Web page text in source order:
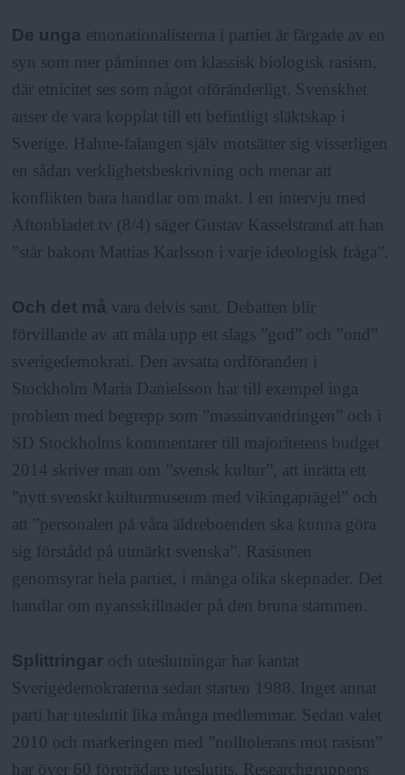
De unga etnonationalisterna i partiet är färgade av en
syn som mer påminner om klassisk biologisk rasism,
där etnicitet ses som något oföränderligt. Svenskhet
anser de vara kopplat till ett befintligt släktskap i
Sverige. Hahne-falangen själv motsätter sig visserligen
en sådan verklighetsbeskrivning och menar att
konflikten bara handlar om makt. I en intervju med
Aftonbladet tv (8/4) säger Gustav Kasselstrand att han
”står bakom Mattias Karlsson i varje ideologisk fråga”.
Och det må vara delvis sant. Debatten blir
förvillande av att måla upp ett slags ”god” och ”ond”
sverigedemokrati. Den avsatta ordföranden i
Stockholm Maria Danielsson har till exempel inga
problem med begrepp som ”massinvandringen” och i
SD Stockholms kommentarer till majoritetens budget
2014 skriver man om ”svensk kultur”, att inrätta ett
”nytt svenskt kulturmuseum med vikingaprägel” och
att ”personalen på våra äldreboenden ska kunna göra
sig förstådd på utmärkt svenska”. Rasismen
genomsyrar hela partiet, i många olika skepnader. Det
handlar om nyansskillnader på den bruna stammen.
Splittringar och uteslutningar har kantat
Sverigedemokraterna sedan starten 1988. Inget annat
parti har uteslutit lika många medlemmar. Sedan valet
2010 och markeringen med ”nolltolerans mot rasism”
har över 60 företrädare uteslutits. Researchgruppens